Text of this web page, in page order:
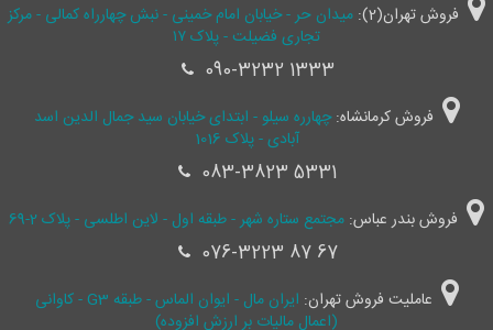
فروش تهران(2):
میدان حر - خیابان امام خمینی - نبش چهارراه کمالی - مرکز
تجاری فضیلت - پلاک ۱۷
090-3232 1333
فروش کرمانشاه:چهارره سیلو - ابتدای خیابان سید جمال ‌الدین اسد
آبادی - پلاک 1016
083-3823 5331
فروش بندر عباس: مجتمع ستاره شهر - طبقه اول - لاین اطلسی - پلاک 2-69
076-3223 87 67
عاملیت فروش تهران:
ایران مال - ایوان الماس - طبقه G3 - کاوانی
(اعمال مالیات بر ارزش افزوده)